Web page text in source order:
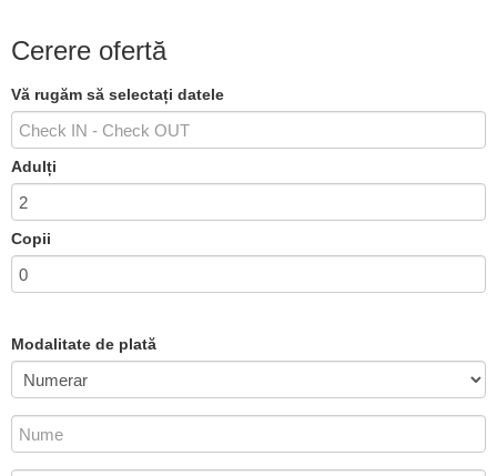
Cerere ofertă
Vă rugăm să selectați datele
Adulți
Copii
Modalitate de plată